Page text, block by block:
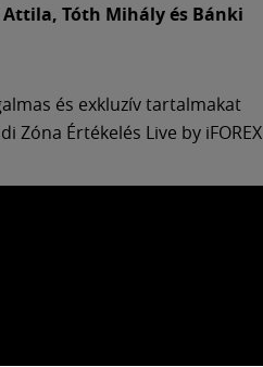
Tóth Mihály és Bánki
és exkluzív tartalmakat
Zóna Értékelés Live by iFOREX